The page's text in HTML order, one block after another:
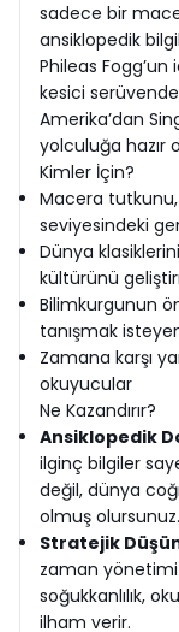
sadece bir
ansiklopedik
Phileas
kesici
Amerika’dan
yolculuğa hazır
Kimler İçin?
Macera
seviyesindeki
Dünya
kültürünü
Bilimkurgunun
tanışmak
Zamana karşı
okuyucular
Ne Kazandırır?
Ansiklopedik
ilginç bilgiler
değil, dünya
olmuş olursunuz.
Stratejik
zaman yönetimi
soğukkanlılık,
ilham verir.